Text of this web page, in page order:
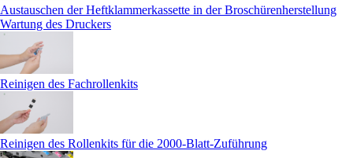
Austauschen der Heftklammerkassette in der Broschürenherstellung
Wartung des Druckers
Reinigen des Fachrollenkits
Reinigen des Rollenkits für die 2000-Blatt-Zuführung